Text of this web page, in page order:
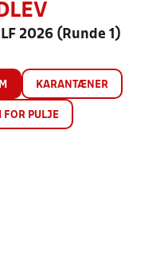
2026 (Runde 1)
KARANTÆNER
FOR PULJE